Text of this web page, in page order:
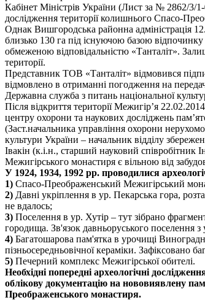
Кабінет Міністрів України (Лист за № 2862/3/
дослідження території колишнього Спасо-
Однак Вишгородська районна адміністрація
близько 130 га під існуючою базою
обмеженою відповідальністю «Танталіт».
території.
Представник ТОВ «Танталіт» відмовився
відмовлено в отриманні погодження на
Державна служба з питань національної
Після відкриття території Межигір’я
центру охорони та наукових досліджень
(Заст.начальника управління охорони
культури України – начальник відділу
Івакін (к.і.н., старший науковий співробітник
Межигірського монастиря є вільною від
У 1924, 1934, 1992 рр. проводилися
1) Спасо-Преображенський Межигірський
2) Давні укріплення в ур. Пекарська гора,
не вдалось;
3) Поселення в ур. Хутір – тут зібрано
городища. Зв'язок давньоруського поселення з
4) Багатошарова пам'ятка в урочищі
пізньосередньовічної кераміки. Зафіксовано
5) Печерний комплекс Межигірської обителі.
Необхідні попередні археологічні
облікову документацію на нововиявлену
Преображенського монастиря.